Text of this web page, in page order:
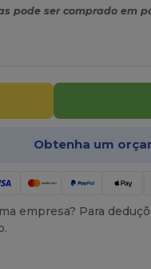
pode ser comprado em
Obtenha um
empresa? Para